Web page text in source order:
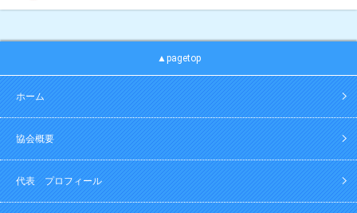
▲pagetop
ホーム
協会概要
代表 プロフィール